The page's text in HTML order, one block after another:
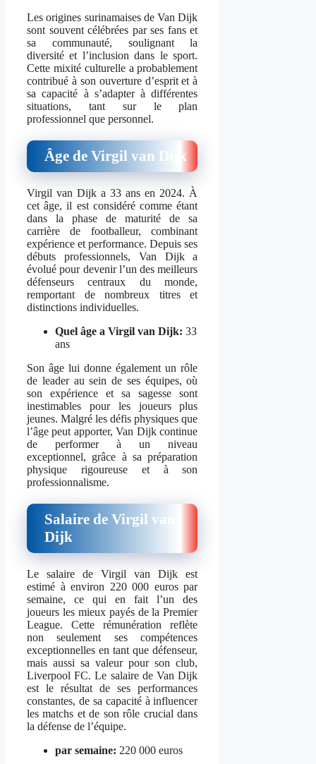
Les origines surinamaises de Van Dijk
sont souvent célébrées par ses fans et
sa communauté, soulignant la
diversité et l’inclusion dans le sport.
Cette mixité culturelle a probablement
contribué à son ouverture d’esprit et à
sa capacité à s’adapter à différentes
situations, tant sur le plan
professionnel que personnel.
Âge de Virgil van Dijk
Virgil van Dijk a 33 ans en 2024. À
cet âge, il est considéré comme étant
dans la phase de maturité de sa
carrière de footballeur, combinant
expérience et performance. Depuis ses
débuts professionnels, Van Dijk a
évolué pour devenir l’un des meilleurs
défenseurs centraux du monde,
remportant de nombreux titres et
distinctions individuelles.
Quel âge a Virgil van Dijk: 33
ans
Son âge lui donne également un rôle
de leader au sein de ses équipes, où
son expérience et sa sagesse sont
inestimables pour les joueurs plus
jeunes. Malgré les défis physiques que
l’âge peut apporter, Van Dijk continue
de performer à un niveau
exceptionnel, grâce à sa préparation
physique rigoureuse et à son
professionnalisme.
Salaire de Virgil van
Dijk
Le salaire de Virgil van Dijk est
estimé à environ 220 000 euros par
semaine, ce qui en fait l’un des
joueurs les mieux payés de la Premier
League. Cette rémunération reflète
non seulement ses compétences
exceptionnelles en tant que défenseur,
mais aussi sa valeur pour son club,
Liverpool FC. Le salaire de Van Dijk
est le résultat de ses performances
constantes, de sa capacité à influencer
les matchs et de son rôle crucial dans
la défense de l’équipe.
par semaine: 220 000 euros